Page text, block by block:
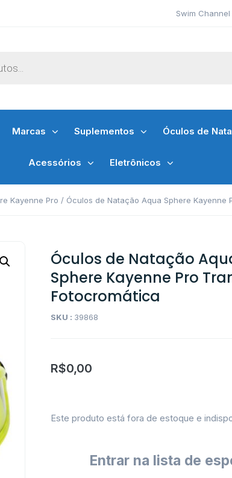
Swim Channel
Marcas Suplementos Óculos de
Acessórios Eletrônicos
Kayenne Pro / Óculos de Natação Aqua Sphere Kayenne
Óculos de Natação
Sphere Kayenne Pro
Fotocromática
SKU : 39868
R$0,00
Este produto está fora de estoque e
Entrar na lista de